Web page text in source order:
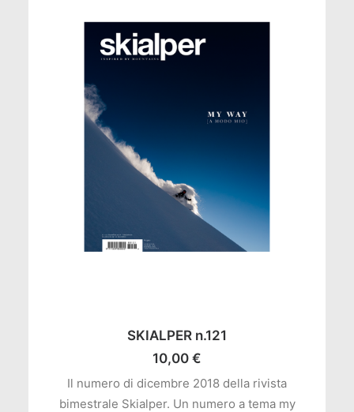
SKIALPER n.121
10,00 €
Il numero di dicembre 2018 della rivista
bimestrale Skialper. Un numero a tema my